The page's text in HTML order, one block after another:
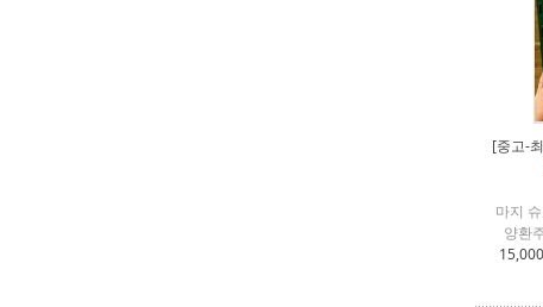
[중고-
마지
양환
15,000